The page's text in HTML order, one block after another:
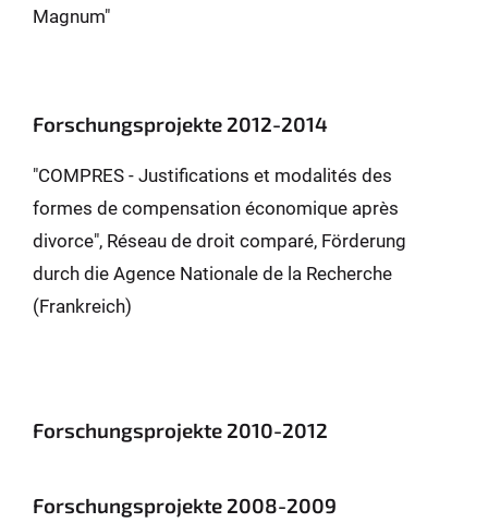
Magnum"
Forschungsprojekte 2012-2014
"COMPRES - Justifications et modalités des
formes de compensation économique après
divorce", Réseau de droit comparé, Förderung
durch die Agence Nationale de la Recherche
(Frankreich)
Forschungsprojekte 2010-2012
Forschungsprojekte 2008-2009